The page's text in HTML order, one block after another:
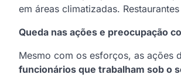
em áreas climatizadas.
Queda nas ações e preocupação
Mesmo com os esforços, as ações
funcionários que trabalham sob o